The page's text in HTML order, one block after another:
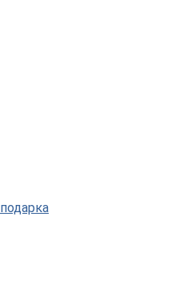
подарка